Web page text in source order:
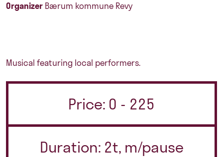
Organizer Bærum kommune Revy
Musical featuring local performers.
Price: 0 - 225
Duration: 2t, m/pause